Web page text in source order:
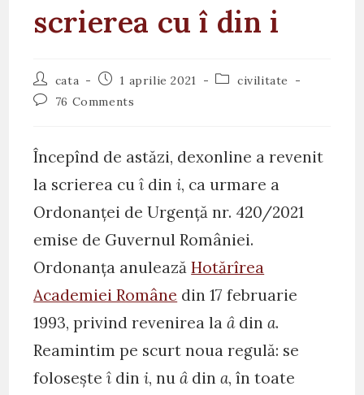
scrierea cu î din i
Post
author:
cata
Post1 aprilie 2021
Postcivilitate
Post76 Comments
Începînd de astăzi, dexonline a revenit
la scrierea cuî dini, ca urmare a
Ordonanței de Urgență nr. 420/2021
emise de Guvernul României.
Ordonanța anuleazăHotărîrea
Academiei Române din 17 februarie
1993, privind revenirea laâdina.
Reamintim pe scurt noua regulă: se
foloseșteî dini, nuâdina, în toate